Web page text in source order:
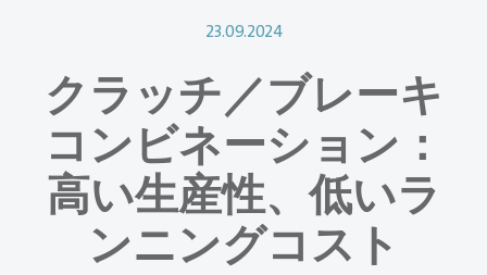
23.09.2024
クラッチ／ブレーキ
コンビネーション：
高い生産性、低いラ
ンニングコスト